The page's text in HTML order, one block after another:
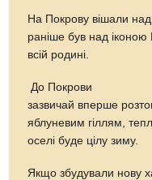
На Покрову вішали
раніше був над іконою
всій родині.
До Покрови
зазвичай вперше
яблуневим гіллям,
оселі буде цілу зиму.
Якщо збудували нову